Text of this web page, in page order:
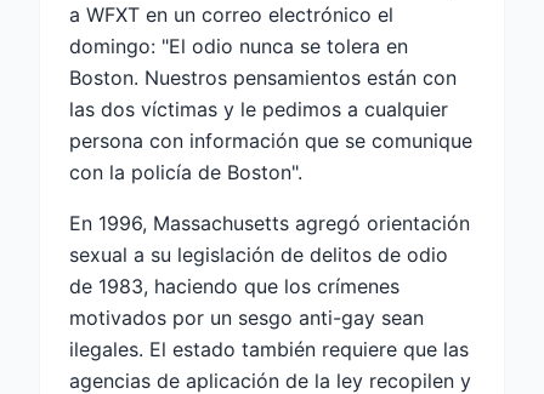
a WFXT en un correo electrónico el
domingo: "El odio nunca se tolera en
Boston. Nuestros pensamientos están con
las dos víctimas y le pedimos a cualquier
persona con información que se comunique
con la policía de Boston".
En 1996, Massachusetts agregó orientación
sexual a su legislación de delitos de odio
de 1983, haciendo que los crímenes
motivados por un sesgo anti-gay sean
ilegales. El estado también requiere que las
agencias de aplicación de la ley recopilen y